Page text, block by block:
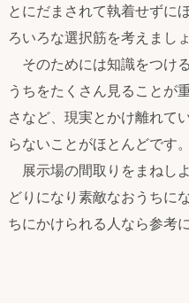
とにだまされて執着せずに
ろいろな選択筋を考えましょ
そのためには知識をつけ
うちをたくさん見ることが
さなど、現実とかけ離れて
らないことがほとんどです。
展示場の間取りをまねし
どりになり素敵なおうちに
ちにかけられる人なら参考